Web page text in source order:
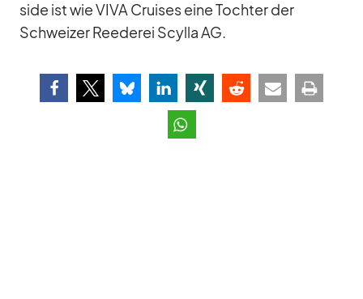
side ist wie VIVA Crui­ses eine Toch­ter der
Schwei­zer Ree­de­rei Scylla AG.